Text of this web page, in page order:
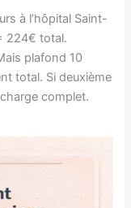
à l’hôpital Saint-
224€ total.
plafond 10
total. Si deuxième
complet.